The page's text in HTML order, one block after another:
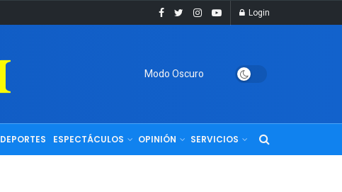
Login
Modo Oscuro
DEPORTES ESPECTÁCULOS OPINIÓN SERVICIOS